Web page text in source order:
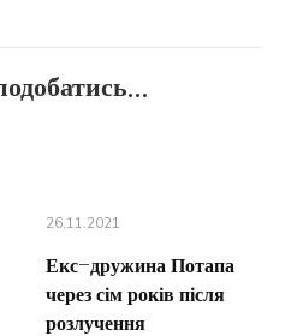
26.11.2021
Екс-дружина Потапа
через сім років після
розлучення